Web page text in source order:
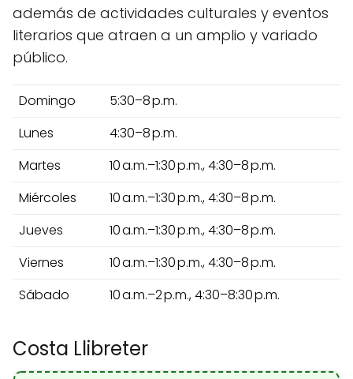
además de actividades culturales y eventos
literarios que atraen a un amplio y variado
público.
Domingo
5:30–8 p.m.
Lunes
4:30–8 p.m.
Martes
10 a.m.–1:30 p.m., 4:30–8 p.m.
Miércoles
10 a.m.–1:30 p.m., 4:30–8 p.m.
Jueves
10 a.m.–1:30 p.m., 4:30–8 p.m.
Viernes
10 a.m.–1:30 p.m., 4:30–8 p.m.
Sábado
10 a.m.–2 p.m., 4:30–8:30 p.m.
Costa Llibreter